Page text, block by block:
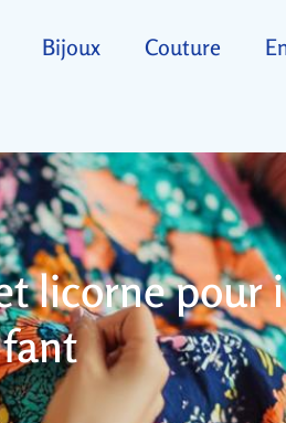
Bijoux Couture
licorne pour